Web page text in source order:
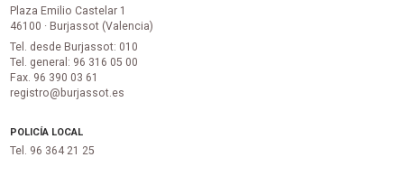
Plaza Emilio Castelar 1
46100 · Burjassot (Valencia)
Tel. desde Burjassot: 010
Tel. general: 96 316 05 00
Fax. 96 390 03 61
registro@burjassot.es
POLICÍA LOCAL
Tel. 96 364 21 25